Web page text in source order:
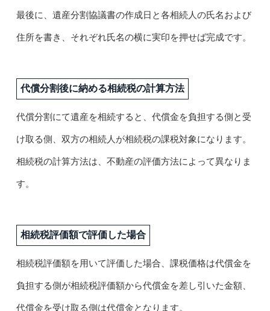
最後に、遺産分割協議書の作成日と各相続人の氏名および
住所を書き、それぞれ氏名の横に実印を押せば完成です。
代償分割後に納める相続税の計算方法
代償分割にて遺産を相続すると、代償金を負担する側と受
け取る側、双方の相続人が相続税の課税対象になります。
相続税の計算方法は、不動産の評価方法によって異なりま
す。
相続税評価額で評価した場合
相続税評価額を用いて評価した場合、課税価格は代償金を
負担する側が相続税評価額から代償金を差し引いた金額、
代償金を受け取る側は代償金となります。